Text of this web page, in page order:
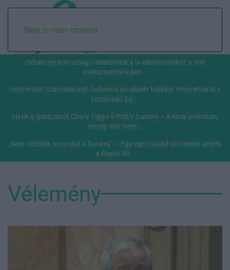
Skip to main content
Orbán egykori vízügyi államtitkára is ellentmondott a volt
miniszterelnök kor...
Halmentés Szarvaskőnél: őshonos és védett halakat mentettek ki a
kiszáradó Eg...
Hírek a garázsból: Chery Tiggo 9 PHEV Luxury – A kínai prémium,
amely már nem...
„Nem tettünk nyomást a fiunkra” – Egy egri család története, amely
a Rapid Wi...
Vélemény